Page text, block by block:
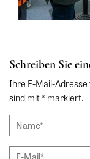
Schreiben Sie
Ihre E-Mail-
sind mit * markiert.